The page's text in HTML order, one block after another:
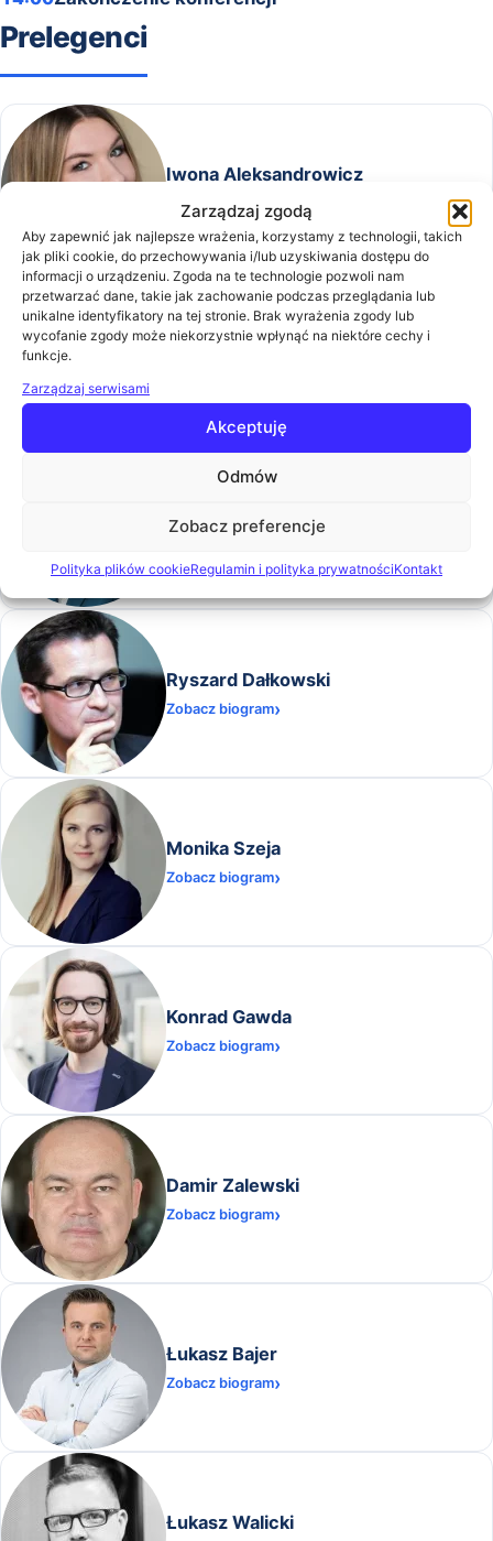
Zarządzaj zgodą
Aby zapewnić jak najlepsze wrażenia, korzystamy z technologii, takich
jak pliki cookie, do przechowywania i/lub uzyskiwania dostępu do
informacji o urządzeniu. Zgoda na te technologie pozwoli nam
przetwarzać dane, takie jak zachowanie podczas przeglądania lub
unikalne identyfikatory na tej stronie. Brak wyrażenia zgody lub
wycofanie zgody może niekorzystnie wpłynąć na niektóre cechy i
funkcje.
Zarządzaj serwisami
Akceptuję
Odmów
Zobacz preferencje
Polityka plików cookieRegulamin i polityka prywatnościKontakt
Prelegenci
Iwona Aleksandrowicz
Zobacz biogram
Andrzej Kokociński
Zobacz biogram
Ryszard Dałkowski
Zobacz biogram
Monika Szeja
Zobacz biogram
Konrad Gawda
Zobacz biogram
Damir Zalewski
Zobacz biogram
Łukasz Bajer
Zobacz biogram
Łukasz Walicki